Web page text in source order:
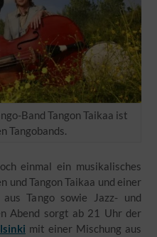
Band Tangon Taikaa ist
Tangobands.
einmal ein musikalisches
und Tangon Taikaa und einer
aus Tango sowie Jazz- und
Abend sorgt ab 21 Uhr der
mit einer Mischung aus